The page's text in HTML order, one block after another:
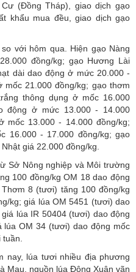
(Đồng Tháp), giao dịch gạo
khẩu mua đều, giao dịch gạo
với hôm qua. Hiện gạo Nàng
đồng/kg; gạo Hương Lài
dài dao động ở mức 20.000 -
mốc 21.000 đồng/kg; gạo thơm
thông dụng ở mốc 16.000
động ở mức 13.000 - 14.000
mốc 13.000 - 14.000 đồng/kg;
16.000 - 17.000 đồng/kg; gạo
giá 22.000 đồng/kg.
Sở Nông nghiệp và Môi trường
100 đồng/kg OM 18 dao động
8 (tươi) tăng 100 đồng/kg
kg; giá lúa OM 5451 (tươi) dao
lúa IR 50404 (tươi) dao động
OM 34 (tươi) dao động mốc
tuần.
nay, lúa tươi nhiều địa phương
Mau, nguồn lúa Đông Xuân vãn